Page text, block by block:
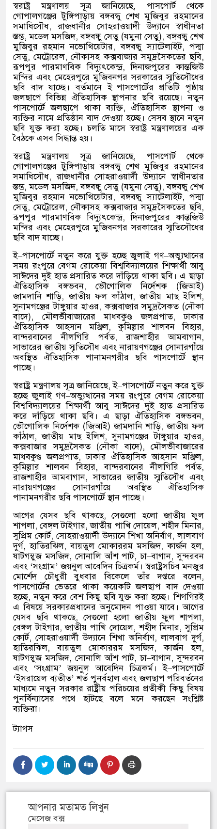
স্বরাষ্ট্র মন্ত্রণালয় সূত্র জানিয়েছে, পাসপোর্ট থেকে
গোপালগঞ্জের টুঙ্গিপাড়ায় বঙ্গবন্ধু শেখ মুজিবুর রহমানের
সমাধিসৌধ,রাজধানীর সোহরাওয়ার্দী উদ্যানে স্বাধীনতা
স্তম্ভ,মডেল মসজিদ,বঙ্গবন্ধু সেতু (যমুনা সেতু),বঙ্গবন্ধু শেখ
মুজিবুর রহমান নভোথিয়েটার,বঙ্গবন্ধু স্যাটেলাইট,পদ্মা
সেতু,মেট্রোরেল,নৌকাসহ কক্সবাজার সমুদ্রসৈকতের ছবি,
রূপপুর পারমাণবিক বিদ্যুৎকেন্দ্র,দিনাজপুরের কান্তজিউ
মন্দির এবং মেহেরপুরে মুজিবনগর সরকারের স্মৃতিসৌধের
ছবি বাদ যাচ্ছে। বর্তমানে ই–পাসপোর্টের প্রতিটি পৃষ্ঠায়
জলছাপে বিভিন্ন ঐতিহাসিক স্থাপনার ছবি রয়েছে। নতুন
পাসপোর্টে জলছাপে থাকা ব্যক্তি, ঐতিহাসিক স্থাপনা ও
ব্যক্তির নামে প্রতিষ্ঠান বাদ দেওয়া হচ্ছে। সেসব স্থানে নতুন
ছবি যুক্ত করা হচ্ছে। চলতি মাসে স্বরাষ্ট্র মন্ত্রণালয়ের এক
বৈঠকে এসব সিদ্ধান্ত হয়।
স্বরাষ্ট্র মন্ত্রণালয় সূত্র জানিয়েছে, পাসপোর্ট থেকে
গোপালগঞ্জের টুঙ্গিপাড়ায় বঙ্গবন্ধু শেখ মুজিবুর রহমানের
সমাধিসৌধ,রাজধানীর সোহরাওয়ার্দী উদ্যানে স্বাধীনতার
স্তম্ভ,মডেল মসজিদ,বঙ্গবন্ধু সেতু (যমুনা সেতু),বঙ্গবন্ধু শেখ
মুজিবুর রহমান নভোথিয়েটার,বঙ্গবন্ধু স্যাটেলাইট,পদ্মা
সেতু,মেট্রোরেল,নৌকাসহ কক্সবাজার সমুদ্রসৈকতের ছবি,
রূপপুর পারমাণবিক বিদ্যুৎকেন্দ্র,দিনাজপুরের কান্তজিউ
মন্দির এবং মেহেরপুরে মুজিবনগর সরকারের স্মৃতিসৌধের
ছবি বাদ যাচ্ছে।
ই–পাসপোর্টে নতুন করে যুক্ত হচ্ছে জুলাই গণ–অভ্যুত্থানের
সময় রংপুরে বেগম রোকেয়া বিশ্ববিদ্যালয়ের শিক্ষার্থী আবু
সাঈদের দুই হাত প্রসারিত করে দাঁড়িয়ে থাকা ছবি। এ ছাড়া
ঐতিহাসিক বঙ্গভবন, ভৌগোলিক নির্দেশক (জিআই)
জামদানি শাড়ি,জাতীয় ফল কাঁঠাল,জাতীয় মাছ ইলিশ,
সুনামগঞ্জের টাঙ্গুয়ার হাওর,কক্সবাজার সমুদ্রসৈকত(নৌকা
বাদে), মৌলভীবাজারের মাধবকুণ্ড জলপ্রপাত,ঢাকার
ঐতিহাসিক আহসান মঞ্জিল,কুমিল্লার শালবন বিহার,
বান্দরবানের নীলগিরি পর্বত,রাজশাহীর আমবাগান,
সাভারের জাতীয় স্মৃতিসৌধ এবং নারায়ণগঞ্জের সোনারগাঁয়ে
অবস্থিত ঐতিহাসিক পানামনগরীর ছবি পাসপোর্টে স্থান
পাচ্ছে।
স্বরাষ্ট্র মন্ত্রণালয় সূত্র জানিয়েছে,ই–পাসপোর্টে নতুন করে যুক্ত
হচ্ছে জুলাই গণ–অভ্যুত্থানের সময় রংপুরে বেগম রোকেয়া
বিশ্ববিদ্যালয়ের শিক্ষার্থী আবু সাঈদের দুই হাত প্রসারিত
করে দাঁড়িয়ে থাকা ছবি। এ ছাড়া ঐতিহাসিক বঙ্গভবন,
ভৌগোলিক নির্দেশক(জিআই)জামদানি শাড়ি,জাতীয় ফল
কাঁঠাল,জাতীয় মাছ ইলিশ,সুনামগঞ্জের টাঙ্গুয়ার হাওর,
কক্সবাজার সমুদ্রসৈকত(নৌকা বাদে), মৌলভীবাজারের
মাধবকুণ্ড জলপ্রপাত,ঢাকার ঐতিহাসিক আহসান মঞ্জিল,
কুমিল্লার শালবন বিহার,বান্দরবানের নীলগিরি পর্বত,
রাজশাহীর আমবাগান,সাভারের জাতীয় স্মৃতিসৌধ এবং
নারায়ণগঞ্জের সোনারগাঁয়ে অবস্থিত ঐতিহাসিক
পানামনগরীর ছবি পাসপোর্টে স্থান পাচ্ছে।
আগের যেসব ছবি থাকছে,সেগুলো হলো জাতীয় ফুল
শাপলা,বেঙ্গল টাইগার,জাতীয় পাখি দোয়েল,শহীদ মিনার,
সুপ্রিম কোর্ট, সোহরাওয়ার্দী উদ্যানে শিখা অনির্বাণ,লালবাগ
দুর্গ,হাতিরঝিল,বায়তুল মোকাররম মসজিদ,কার্জন হল,
ষাটগম্বুজ মসজিদ, সোনালি আঁশ পাট,চা–বাগান,সুন্দরবন
এবং ‘সংগ্রাম’জয়নুল আবেদিন চিত্রকর্ম। স্বরাষ্ট্রসচিব মনজুর
মোর্শেদ চৌধুরী বুধবার বিকেলে তাঁর দপ্তরে বলেন,
পাসপোর্টের ভেতরে থাকা কয়েকটি জলছাপ বাদ দেওয়া
হচ্ছে,নতুন করে বেশ কিছু ছবি যুক্ত করা হচ্ছে। শিগগিরই
এ বিষয়ে সরকারপ্রধানের অনুমোদন পাওয়া যাবে। আগের
যেসব ছবি থাকছে, সেগুলো হলো জাতীয় ফুল শাপলা,
বেঙ্গল টাইগার,জাতীয় পাখি দোয়েল,শহীদ মিনার,সুপ্রিম
কোর্ট, সোহরাওয়ার্দী উদ্যানে শিখা অনির্বাণ,লালবাগ দুর্গ,
হাতিরঝিল,বায়তুল মোকাররম মসজিদ,কার্জন হল,
ষাটগম্বুজ মসজিদ, সোনালি আঁশ পাট,চা–বাগান,সুন্দরবন
এবং ‘সংগ্রাম’জয়নুল আবেদিন চিত্রকর্ম। ই–পাসপোর্টে
‘ইসরায়েল ব্যতীত’শর্ত পুনর্বহাল এবং জলছাপ পরিবর্তনের
মাধ্যমে নতুন সরকার রাষ্ট্রীয় পরিচয়ের প্রতীকী কিছু বিষয়
পুনর্বিন্যাসের পথে হাঁটছে বলে মনে করছেন সংশ্লিষ্ট
ব্যক্তিরা।
ট্যাগস
আপনার মতামত লিখুন
মেসেজ বক্স